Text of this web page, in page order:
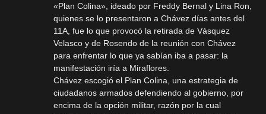
«Plan Colina», ideado por Freddy Bernal y Lina Ron,
quienes se lo presentaron a Chávez días antes del
11A, fue lo que provocó la retirada de Vásquez
Velasco y de Rosendo de la reunión con Chávez
para enfrentar lo que ya sabían iba a pasar: la
manifestación iría a Miraflores.
Chávez escogió el Plan Colina, una estrategia de
ciudadanos armados defendiendo al gobierno, por
encima de la opción militar, razón por la cual